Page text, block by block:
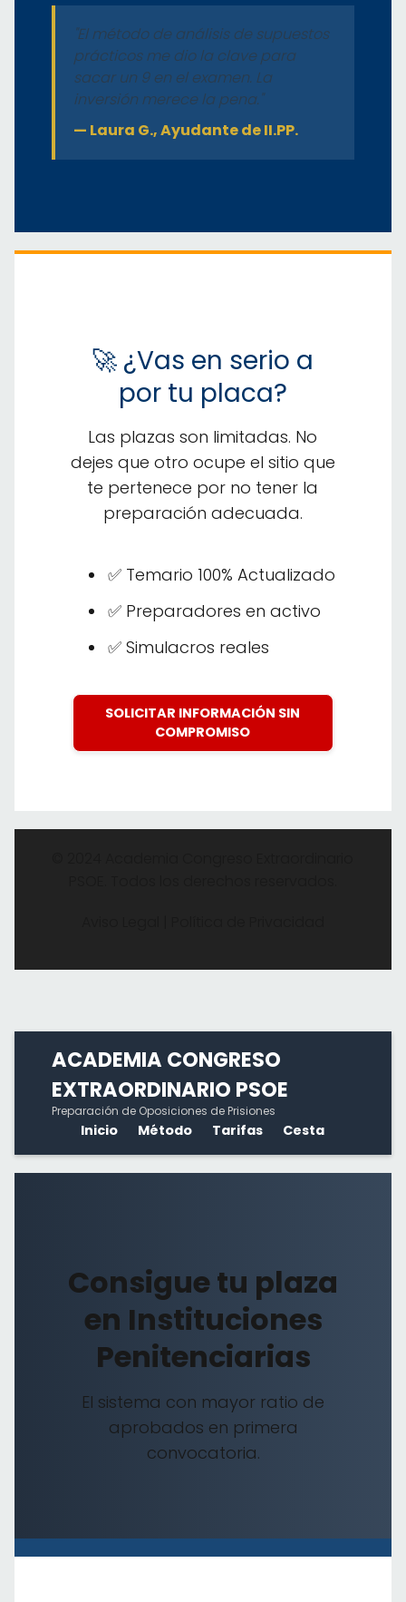
"El método de análisis de supuestos
prácticos me dio la clave para
sacar un 9 en el examen. La
inversión merece la pena."
— Laura G., Ayudante de II.PP.
🚀 ¿Vas en serio a
por tu placa?
Las plazas son limitadas. No
dejes que otro ocupe el sitio que
te pertenece por no tener la
preparación adecuada.
✅ Temario 100% Actualizado
✅ Preparadores en activo
✅ Simulacros reales
SOLICITAR INFORMACIÓN SIN
COMPROMISO
ACADEMIA CONGRESO
EXTRAORDINARIO PSOE
Preparación de Oposiciones de Prisiones
Inicio Método Tarifas Cesta
Consigue tu plaza
en Instituciones
Penitenciarias
El sistema con mayor ratio de
aprobados en primera
convocatoria.